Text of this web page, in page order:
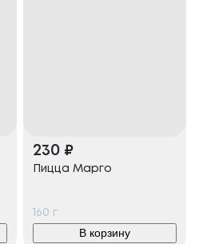
230 ₽
Пицца Марго
160 г
В корзину